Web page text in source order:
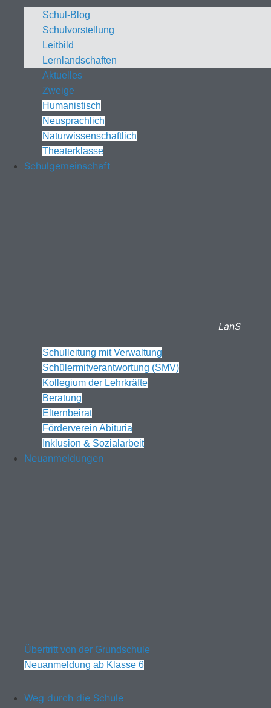
Schul-Blog
Schulvorstellung
Leitbild
Lernlandschaften
Aktuelles
Zweige
Humanistisch
Neusprachlich
Naturwissenschaftlich
Theaterklasse
Schulgemeinschaft
LanS
Schulleitung mit Verwaltung
Schülermitverantwortung (SMV)
Kollegium der Lehrkräfte
Beratung
Elternbeirat
Förderverein Abituria
Inklusion & Sozialarbeit
Neuanmeldungen
Übertritt von der Grundschule
Neuanmeldung ab Klasse 6
Weg durch die Schule